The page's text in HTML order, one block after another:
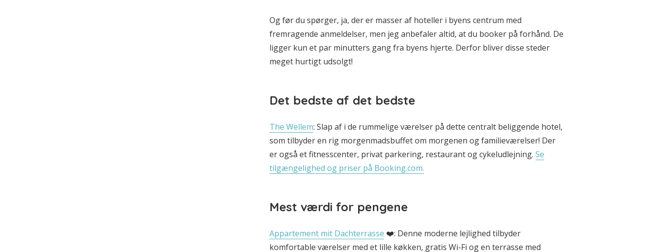
Og før du spørger, ja, der er masser af hoteller i byens centrum med
fremragende anmeldelser, men jeg anbefaler altid, at du booker på forhånd. De
ligger kun et par minutters gang fra byens hjerte. Derfor bliver disse steder
meget hurtigt udsolgt!
Det bedste af det bedste
The Wellem: Slap af i de rummelige værelser på dette centralt beliggende hotel,
som tilbyder en rig morgenmadsbuffet om morgenen og familieværelser! Der
er også et fitnesscenter, privat parkering, restaurant og cykeludlejning. Se
tilgængelighed og priser på Booking.com.
Mest værdi for pengene
Appartement mit Dachterrasse ❤️: Denne moderne lejlighed tilbyder
komfortable værelser med et lille køkken, gratis Wi-Fi og en terrasse med